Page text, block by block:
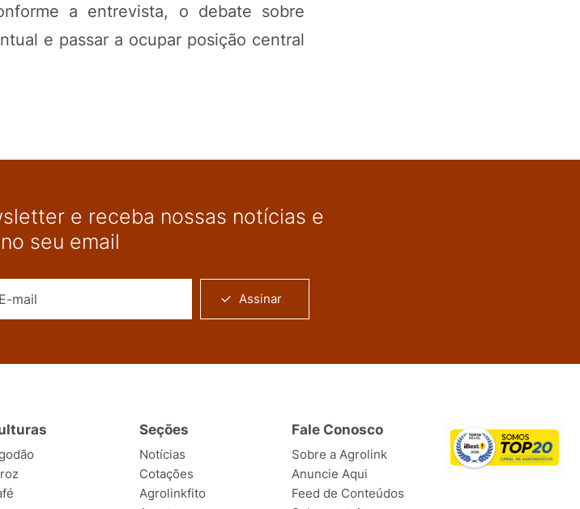
a entrevista, o debate sobre
e passar a ocupar posição central
e receba nossas notícias e
seu email
Assinar
Seções
Notícias
Cotações
Agrolinkfito
Fale Conosco
Sobre a Agrolink
Anuncie Aqui
Feed de Conteúdos